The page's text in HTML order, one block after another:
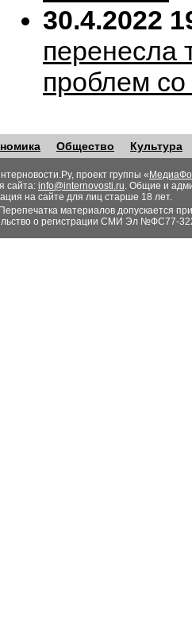
30.4.2022
перенесла
проблем
Общество Культура
проект группы «
сайта: info@internovosti.ru. Общие и
на сайте для лиц старше 18 лет.
Перепечатка материалов допускается
о регистрации СМИ Эл №ФС77-